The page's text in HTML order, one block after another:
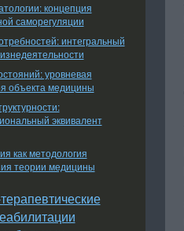
концепция
саморегуляции
интегральный
уровневая
объекта медицины
эквивалент
как методология
теории медицины